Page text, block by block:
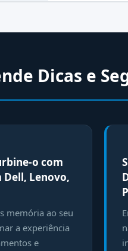
Dicas e
o com
Dell, Lenovo,
memória ao seu
a experiência
e